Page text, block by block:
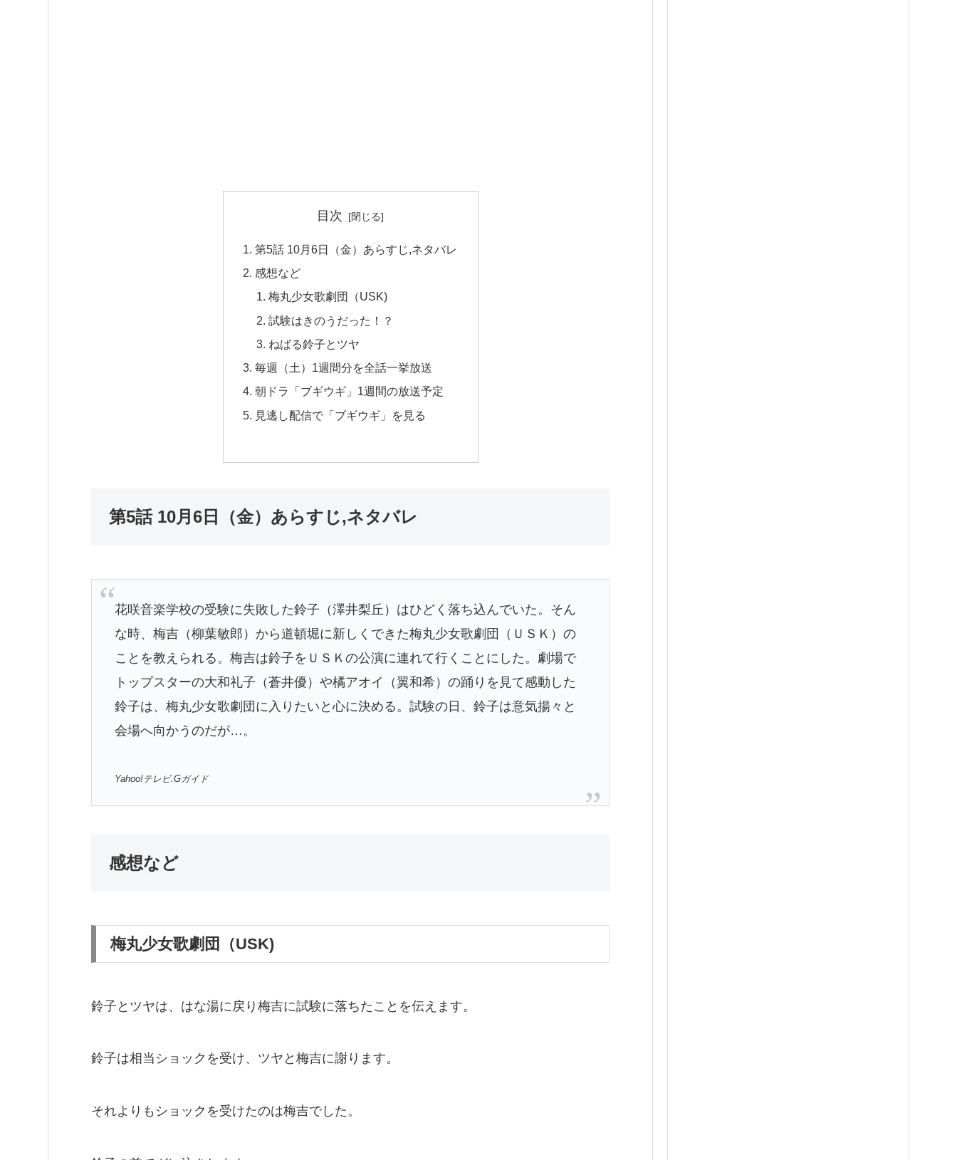
目次
第5話 10月6日（金）あらすじ,ネタバレ
感想など
梅丸少女歌劇団（USK)
試験はきのうだった！？
ねばる鈴子とツヤ
毎週（土）1週間分を全話一挙放送
朝ドラ「ブギウギ」1週間の放送予定
見逃し配信で「ブギウギ」を見る
第5話 10月6日（金）あらすじ,ネタバレ
花咲音楽学校の受験に失敗した鈴子（澤井梨丘）はひどく落ち込んでいた。そん
な時、梅吉（柳葉敏郎）から道頓堀に新しくできた梅丸少女歌劇団（ＵＳＫ）の
ことを教えられる。梅吉は鈴子をＵＳＫの公演に連れて行くことにした。劇場で
トップスターの大和礼子（蒼井優）や橘アオイ（翼和希）の踊りを見て感動した
鈴子は、梅丸少女歌劇団に入りたいと心に決める。試験の日、鈴子は意気揚々と
会場へ向かうのだが…。
Yahoo!テレビ.Gガイド
感想など
梅丸少女歌劇団（USK)
鈴子とツヤは、はな湯に戻り梅吉に試験に落ちたことを伝えます。
鈴子は相当ショックを受け、ツヤと梅吉に謝ります。
それよりもショックを受けたのは梅吉でした。